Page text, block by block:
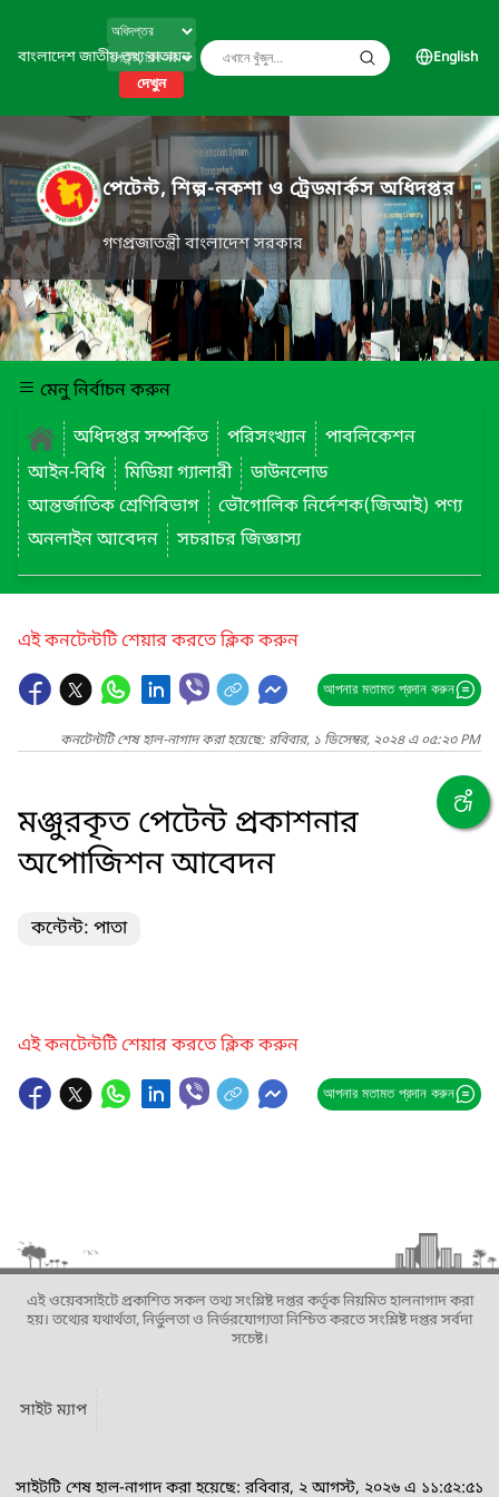
বাংলাদেশ জাতীয় তথ্য বাতায়ন
দেখুন
English
পেটেন্ট, শিল্প-নকশা ও ট্রেডমার্কস অধিদপ্তর
গণপ্রজাতন্ত্রী বাংলাদেশ সরকার
মেনু নির্বাচন করুন
অধিদপ্তর সম্পর্কিত
পরিসংখ্যান
পাবলিকেশন
আইন-বিধি
মিডিয়া গ্যালারী
ডাউনলোড
আন্তর্জাতিক শ্রেণিবিভাগ
ভৌগোলিক নির্দেশক(জিআই) পণ্য
অনলাইন আবেদন
সচরাচর জিজ্ঞাস্য
এই কনটেন্টটি শেয়ার করতে ক্লিক করুন
আপনার মতামত প্রদান করুন
কনটেন্টটি শেষ হাল-নাগাদ করা হয়েছে: রবিবার, ১ ডিসেম্বর, ২০২৪ এ ০৫:২৩ PM
মঞ্জুরকৃত পেটেন্ট প্রকাশনার
অপোজিশন আবেদন
কন্টেন্ট: পাতা
এই কনটেন্টটি শেয়ার করতে ক্লিক করুন
আপনার মতামত প্রদান করুন
এই ওয়েবসাইটে প্রকাশিত সকল তথ্য সংশ্লিষ্ট দপ্তর কর্তৃক নিয়মিত হালনাগাদ করা
হয়। তথ্যের যথার্থতা, নির্ভুলতা ও নির্ভরযোগ্যতা নিশ্চিত করতে সংশ্লিষ্ট দপ্তর সর্বদা
সচেষ্ট।
সাইট ম্যাপ
সাইটটি শেষ হাল-নাগাদ করা হয়েছে: রবিবার, ২ আগস্ট, ২০২৬ এ ১১:৫২:৫১